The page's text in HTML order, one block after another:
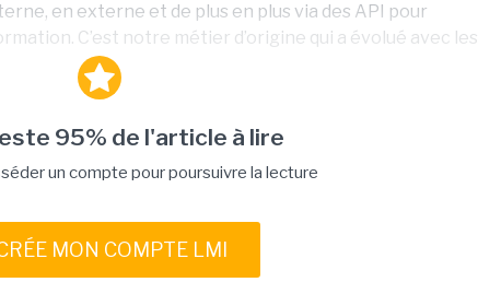
en externe et de plus en plus via des API pour
C’est notre métier d’origine qui a évolué avec les
95% de l'article à lire
un compte pour poursuivre la lecture
MON COMPTE LMI